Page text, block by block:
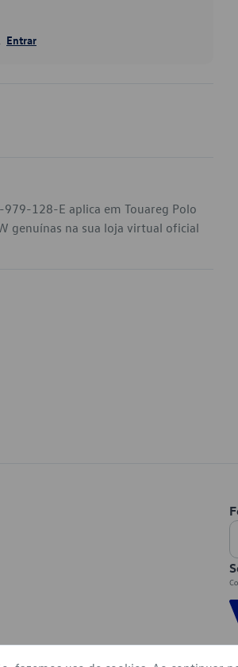
Entrar
128-E aplica em Touareg Polo
genuínas na sua loja virtual oficial